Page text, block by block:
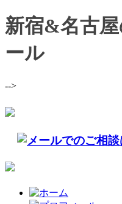
新宿&名古
ール
-->